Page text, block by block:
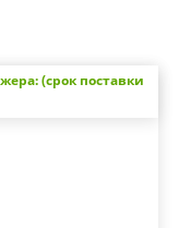
(срок поставки